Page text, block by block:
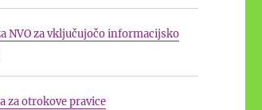
NVO za vključujočo informacijsko
za otrokove pravice